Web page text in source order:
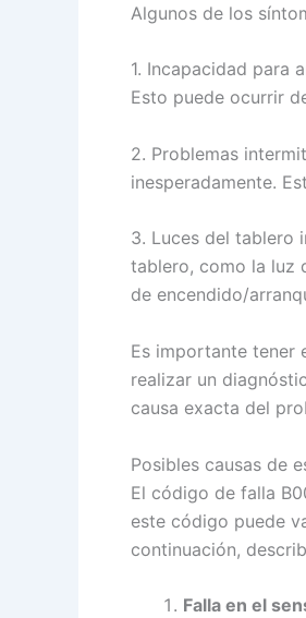
Algunos de los
1. Incapacidad para
Esto puede ocurrir
2. Problemas
inesperadamente.
3. Luces del tablero
tablero, como la luz
de encendido/
Es importante tener
realizar un
causa exacta del
Posibles causas de
El código de falla
este código puede
continuación,
Falla en el